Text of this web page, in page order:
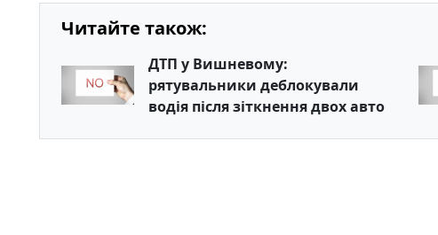
Читайте також:
ДТП у Вишневому:
рятувальники деблокували
водія після зіткнення двох авто